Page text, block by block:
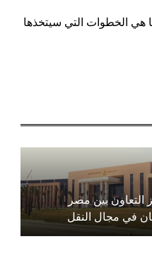
هي الخطوات التي سيتخذها
التعاون بين مصر
في مجال النقل